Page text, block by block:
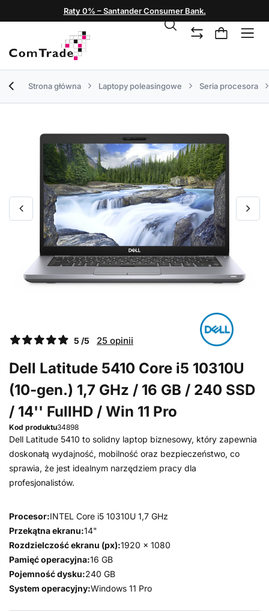
Raty 0% – Santander Consumer Bank.
Strona główna Laptopy poleasingowe Seria procesora
5 /5 25 opinii
Dell Latitude 5410 Core i5 10310U
(10-gen.) 1,7 GHz / 16 GB / 240 SSD
/ 14'' FullHD / Win 11 Pro
Kod produktu34898
Dell Latitude 5410 to solidny laptop biznesowy, który zapewnia
doskonałą wydajność, mobilność oraz bezpieczeństwo, co
sprawia, że jest idealnym narzędziem pracy dla
profesjonalistów.
Procesor:INTEL Core i5 10310U 1,7 GHz
Przekątna ekranu:14"
Rozdzielczość ekranu (px):1920 x 1080
Pamięć operacyjna:16 GB
Pojemność dysku:240 GB
System operacyjny:Windows 11 Pro